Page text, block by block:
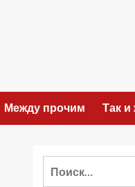
Между прочим Так и